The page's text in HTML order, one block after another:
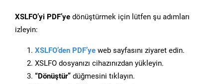
XSLFO’yi PDF’ye dönüştürmek için lütfen şu adımları
izleyin:
XSLFO’den PDF’ye web sayfasını ziyaret edin.
XSLFO dosyanızı cihazınızdan yükleyin.
“Dönüştür” düğmesini tıklayın.